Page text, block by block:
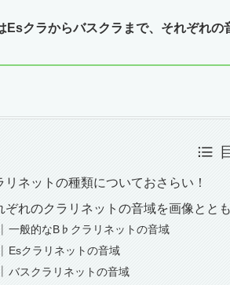
Esクラからバスクラまで、それぞれの
リネットの種類についておさらい！
ぞれのクラリネットの音域を画像とと
一般的なB♭クラリネットの音域
Esクラリネットの音域
バスクラリネットの音域